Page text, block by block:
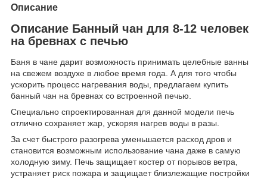
Описание
Описание Банный чан для 8-12 человек
на бревнах с печью
Баня в чане дарит возможность принимать целебные ванны
на свежем воздухе в любое время года. А для того чтобы
ускорить процесс нагревания воды, предлагаем купить
банный чан на бревнах со встроенной печью.
Специально спроектированная для данной модели печь
отлично сохраняет жар, ускоряя нагрев воды в разы.
За счет быстрого разогрева уменьшается расход дров и
становится возможным использование чана даже в самую
холодную зиму. Печь защищает костер от порывов ветра,
устраняет риск пожара и защищает близлежащие постройки